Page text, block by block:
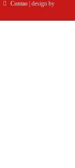
Contao | design by